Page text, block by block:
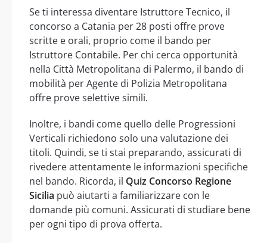
Se ti interessa diventare Istruttore Tecnico, il
concorso a Catania per 28 posti offre prove
scritte e orali, proprio come il bando per
Istruttore Contabile. Per chi cerca opportunità
nella Città Metropolitana di Palermo, il bando di
mobilità per Agente di Polizia Metropolitana
offre prove selettive simili.
Inoltre, i bandi come quello delle Progressioni
Verticali richiedono solo una valutazione dei
titoli. Quindi, se ti stai preparando, assicurati di
rivedere attentamente le informazioni specifiche
nel bando. Ricorda, il Quiz Concorso Regione
Sicilia può aiutarti a familiarizzare con le
domande più comuni. Assicurati di studiare bene
per ogni tipo di prova offerta.